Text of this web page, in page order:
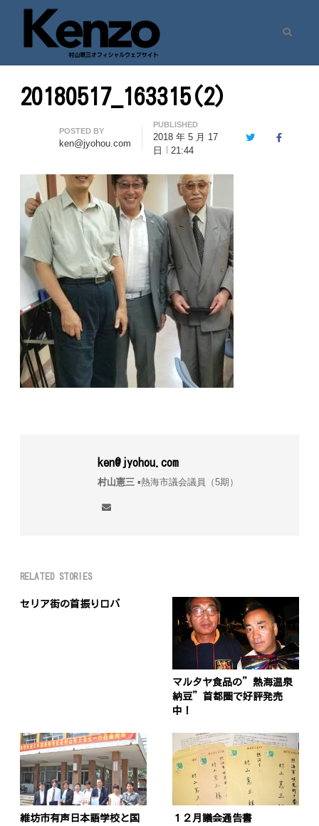
七転八起 – 村山憲三 Official Site
村山憲三ウェブサイト
20180517_163315(2)
Author
POSTED BY
ken@jyohou.com
PUBLISHED
2018 年 5 月 17
日
21:44
TwitterFacebook
ken@jyohou.com
村山憲三▪︎熱海市議会議員（5期）
RELATED STORIES
セリア街の首振りロバ
マルタヤ食品の”熱海温泉
納豆”首都圏で好評発売
中！
維坊市有声日本語学校と国
１２月議会通告書